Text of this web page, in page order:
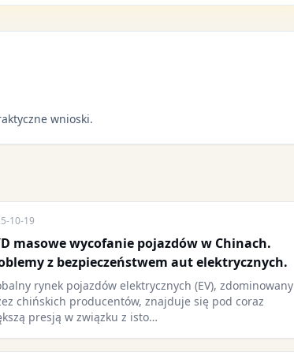
wnioski.
10-19
masowe wycofanie pojazdów w Chinach.
z bezpieczeństwem aut elektrycznych.
rynek pojazdów elektrycznych (EV), zdominowany
chińskich producentów, znajduje się pod coraz
presją w związku z isto…